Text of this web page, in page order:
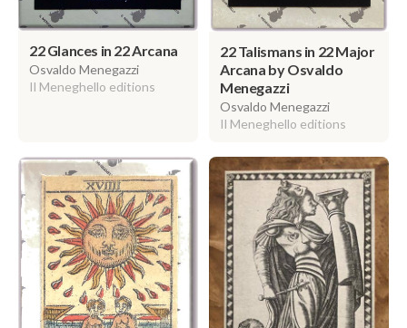
22 Glances in 22 Arcana
Osvaldo Menegazzi
Il Meneghello editions
22 Talismans in 22 Major
Arcana by Osvaldo
Menegazzi
Osvaldo Menegazzi
Il Meneghello editions